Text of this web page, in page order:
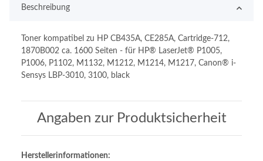
Beschreibung
Toner kompatibel zu HP CB435A, CE285A, Cartridge-712,
1870B002 ca. 1600 Seiten - für HP® LaserJet® P1005,
P1006, P1102, M1132, M1212, M1214, M1217, Canon® i-
Sensys LBP-3010, 3100, black
Angaben zur Produktsicherheit
Herstellerinformationen: